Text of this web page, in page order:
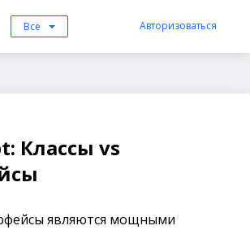
Все Авторизоваться
Классы vs
являются мощными